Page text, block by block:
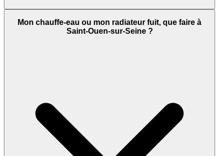
Mon chauffe-eau ou mon radiateur fuit, que faire à
Saint-Ouen-sur-Seine ?